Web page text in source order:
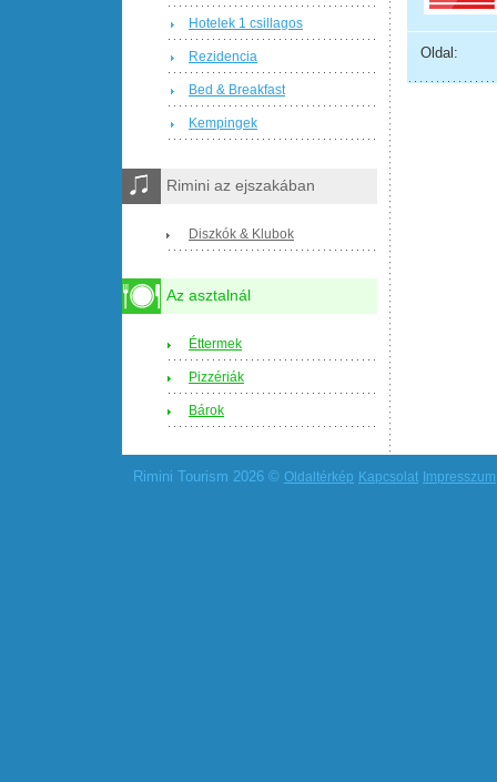
Oldal:
Hotelek 1 csillagos
Rezidencia
Bed & Breakfast
Kempingek
Rimini az ejszakában
Diszkók & Klubok
Az asztalnál
Éttermek
Pizzériák
Bárok
Rimini Tourism 2026 © Oldaltérkép Kapcsolat Impresszum